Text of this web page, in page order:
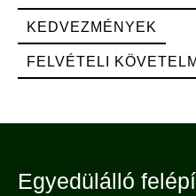
KEDVEZMÉNYEK
FELVÉTELI
Egyedülálló